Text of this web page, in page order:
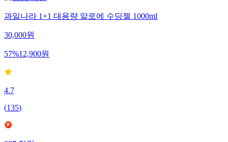
과일나라 1+1 대용량 알로에 수딩젤 1000ml
30,000원
57%12,900원
4.7
(135)